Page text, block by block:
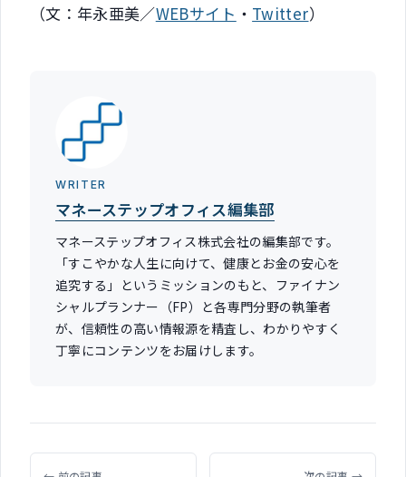
（文：年永亜美／WEBサイト ・ Twitter）
WRITER
マネーステップオフィス編集部
マネーステップオフィス株式会社の編集部です。
「すこやかな人生に向けて、健康とお金の安心を
追究する」というミッションのもと、ファイナン
シャルプランナー（FP）と各専門分野の執筆者
が、信頼性の高い情報源を精査し、わかりやすく
丁寧にコンテンツをお届けします。